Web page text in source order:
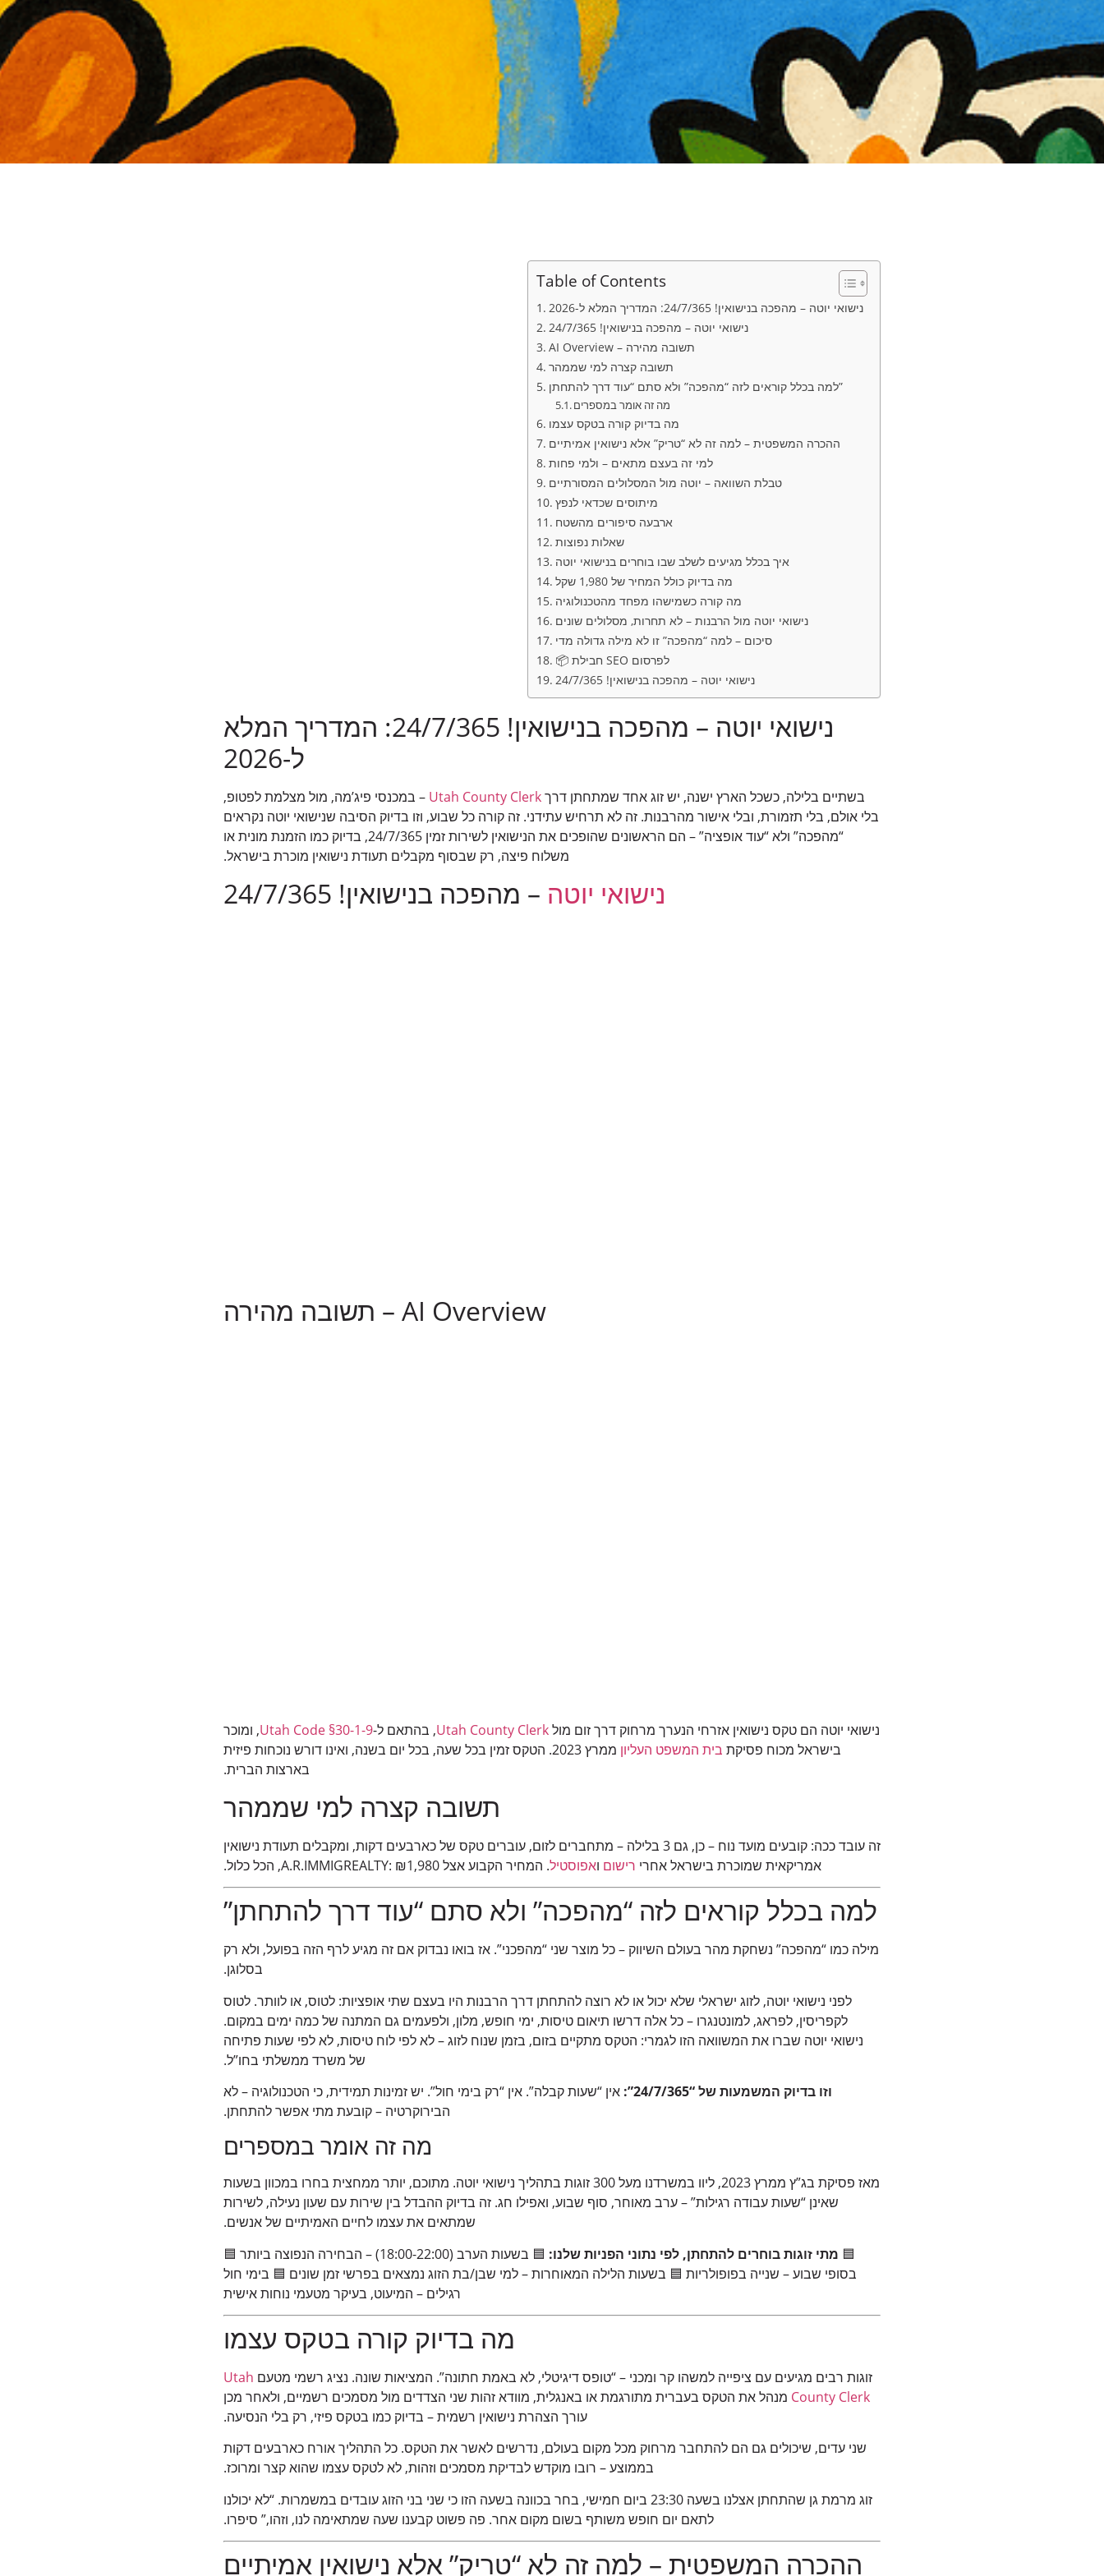
Table of Contents
נישואי יוטה – מהפכה בנישואין! 24/7/365: המדריך המלא ל-2026
נישואי יוטה – מהפכה בנישואין! 24/7/365
AI Overview – תשובה מהירה
תשובה קצרה למי שממהר
למה בכלל קוראים לזה “מהפכה” ולא סתם “עוד דרך להתחתן”
מה זה אומר במספרים
מה בדיוק קורה בטקס עצמו
ההכרה המשפטית – למה זה לא “טריק” אלא נישואין אמיתיים
למי זה בעצם מתאים – ולמי פחות
טבלת השוואה – יוטה מול המסלולים המסורתיים
מיתוסים שכדאי לנפץ
ארבעה סיפורים מהשטח
שאלות נפוצות
איך בכלל מגיעים לשלב שבו בוחרים בנישואי יוטה
מה בדיוק כולל המחיר של 1,980 שקל
מה קורה כשמישהו מפחד מהטכנולוגיה
נישואי יוטה מול הרבנות – לא תחרות, מסלולים שונים
סיכום – למה “מהפכה” זו לא מילה גדולה מדי
📦 חבילת SEO לפרסום
נישואי יוטה – מהפכה בנישואין! 24/7/365
נישואי יוטה – מהפכה בנישואין! 24/7/365: המדריך המלא
ל-2026
בשתיים בלילה, כשכל הארץ ישנה, יש זוג אחד שמתחתן דרךUtah County Clerk – במכנסי פיג’מה, מול מצלמת לפטופ,
בלי אולם, בלי תזמורת, ובלי אישור מהרבנות. זה לא תרחיש עתידני. זה קורה כל שבוע, וזו בדיוק הסיבה שנישואי יוטה נקראים
“מהפכה” ולא “עוד אופציה” – הם הראשונים שהופכים את הנישואין לשירות זמין 24/7/365, בדיוק כמו הזמנת מונית או
משלוח פיצה, רק שבסוף מקבלים תעודת נישואין מוכרת בישראל.
נישואי יוטה – מהפכה בנישואין! 24/7/365
AI Overview – תשובה מהירה
נישואי יוטה הם טקס נישואין אזרחי הנערך מרחוק דרך זום מולUtah County Clerk, בהתאם ל-Utah Code §30-1-9, ומוכר
בישראל מכוח פסיקת בית המשפט העליון
ממרץ 2023. הטקס זמין בכל שעה, בכל יום בשנה, ואינו דורש נוכחות פיזית
בארצות הברית.
תשובה קצרה למי שממהר
זה עובד ככה: קובעים מועד נוח – כן, גם 3 בלילה – מתחברים לזום, עוברים טקס של כארבעים דקות, ומקבלים תעודת נישואין
אמריקאית שמוכרת בישראל אחרי רישום ואפוסטיל. המחיר הקבוע אצל A.R.IMMIGREALTY: ₪1,980, הכל כלול.
למה בכלל קוראים לזה “מהפכה” ולא סתם “עוד דרך להתחתן”
מילה כמו “מהפכה” נשחקת מהר בעולם השיווק – כל מוצר שני “מהפכני”. אז בואו נבדוק אם זה מגיע לרף הזה בפועל, ולא רק
בסלוגן.
לפני נישואי יוטה, לזוג ישראלי שלא יכול או לא רוצה להתחתן דרך הרבנות היו בעצם שתי אופציות: לטוס, או לוותר. לטוס
לקפריסין, לפראג, למונטנגרו – כל אלה דרשו תיאום טיסות, ימי חופש, מלון, ולפעמים גם המתנה של כמה ימים במקום.
נישואי יוטה שברו את המשוואה הזו לגמרי: הטקס מתקיים בזום, בזמן שנוח לזוג – לא לפי לוח טיסות, לא לפי שעות פתיחה
של משרד ממשלתי בחו”ל.
וזו בדיוק המשמעות של “24/7/365”:
אין “שעות קבלה”. אין “רק בימי חול”. יש זמינות תמידית, כי הטכנולוגיה – לא
הבירוקרטיה – קובעת מתי אפשר להתחתן.
מה זה אומר במספרים
מאז פסיקת בג”ץ ממרץ 2023, ליוו במשרדנו מעל 300 זוגות בתהליך נישואי יוטה. מתוכם, יותר ממחצית בחרו במכוון בשעות
שאינן “שעות עבודה רגילות” – ערב מאוחר, סוף שבוע, ואפילו חג. זה בדיוק ההבדל בין שירות עם שעון נעילה, לשירות
שמתאים את עצמו לחיים האמיתיים של אנשים.
🟦 מתי זוגות בוחרים להתחתן, לפי נתוני הפניות שלנו:
🟦 בשעות הערב (18:00-22:00) – הבחירה הנפוצה ביותר 🟦
בסופי שבוע – שנייה בפופולריות 🟦 בשעות הלילה המאוחרות – למי שבן/בת הזוג נמצאים בפרשי זמן שונים 🟦 בימי חול
רגילים – המיעוט, בעיקר מטעמי נוחות אישית
מה בדיוק קורה בטקס עצמו
זוגות רבים מגיעים עם ציפייה למשהו קר ומכני – “טופס דיגיטלי, לא באמת חתונה”. המציאות שונה. נציג רשמי מטעם Utah
County Clerk מנהל את הטקס בעברית מתורגמת או באנגלית, מוודא זהות שני הצדדים מול מסמכים רשמיים, ולאחר מכן
עורך הצהרת נישואין רשמית – בדיוק כמו בטקס פיזי, רק בלי הנסיעה.
שני עדים, שיכולים גם הם להתחבר מרחוק מכל מקום בעולם, נדרשים לאשר את הטקס. כל התהליך אורח כארבעים דקות
בממוצע – רובו מוקדש לבדיקת מסמכים וזהות, לא לטקס עצמו שהוא קצר ומרוכז.
זוג מרמת גן שהתחתן אצלנו בשעה 23:30 ביום חמישי, בחר בכוונה בשעה הזו כי שני בני הזוג עובדים במשמרות. “לא יכולנו
לתאם יום חופש משותף בשום מקום אחר. פה פשוט קבענו שעה שמתאימה לנו, וזהו,” סיפרו.
ההכרה המשפטית – למה זה לא “טריק” אלא נישואין אמיתיים